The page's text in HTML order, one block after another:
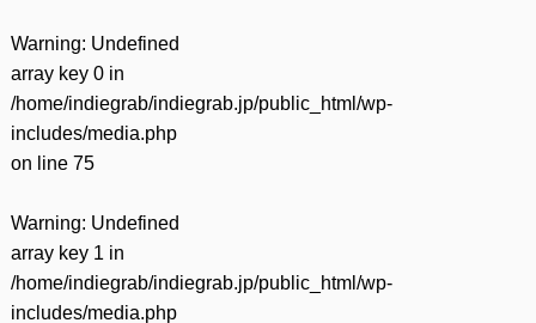
Warning: Undefined
array key 0 in
/home/indiegrab/indiegrab.jp/public_html/wp-
includes/media.php
on line 75
Warning: Undefined
array key 1 in
/home/indiegrab/indiegrab.jp/public_html/wp-
includes/media.php